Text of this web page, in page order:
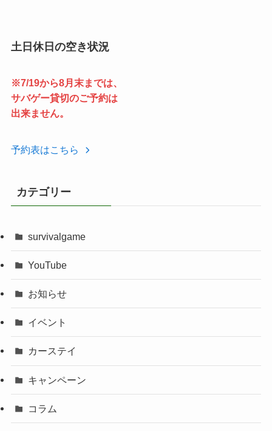
土日休日の空き状況
※7/19から8月末までは、
サバゲー貸切のご予約は
出来ません。
予約表はこちら
カテゴリー
survivalgame
YouTube
お知らせ
イベント
カーステイ
キャンペーン
コラム